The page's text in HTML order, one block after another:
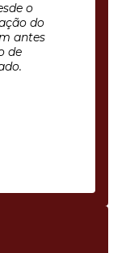
o
do
antes
de